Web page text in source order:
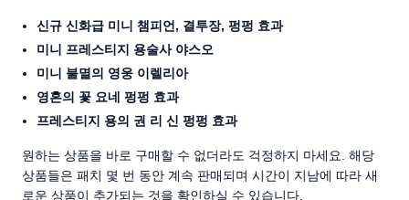
신규 신화급 미니 챔피언, 결투장, 펑펑 효과
미니 프레스티지 용술사 야스오
미니 불멸의 영웅 이렐리아
영혼의 꽃 요네 펑펑 효과
프레스티지 용의 권 리 신 펑펑 효과
원하는 상품을 바로 구매할 수 없더라도 걱정하지 마세요. 해당
상품들은 패치 몇 번 동안 계속 판매되며 시간이 지남에 따라 새
로운 상품이 추가되는 것을 확인하실 수 있습니다.